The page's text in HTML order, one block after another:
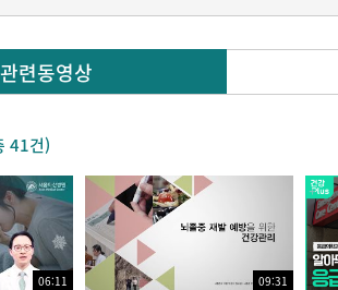
시술은 무엇인가요?
이용해서 넓혀주는 방법이 있습니다.
환자에서 뇌혈관 중재 시술을 시행할
있다고 판단될 때 여러 가지 여건을
간이 많이 지나면 지날수록 혈관을 뚫
시간제한만 두고 결정한다기보다는
관련동영상
41건)
06:11 09:31